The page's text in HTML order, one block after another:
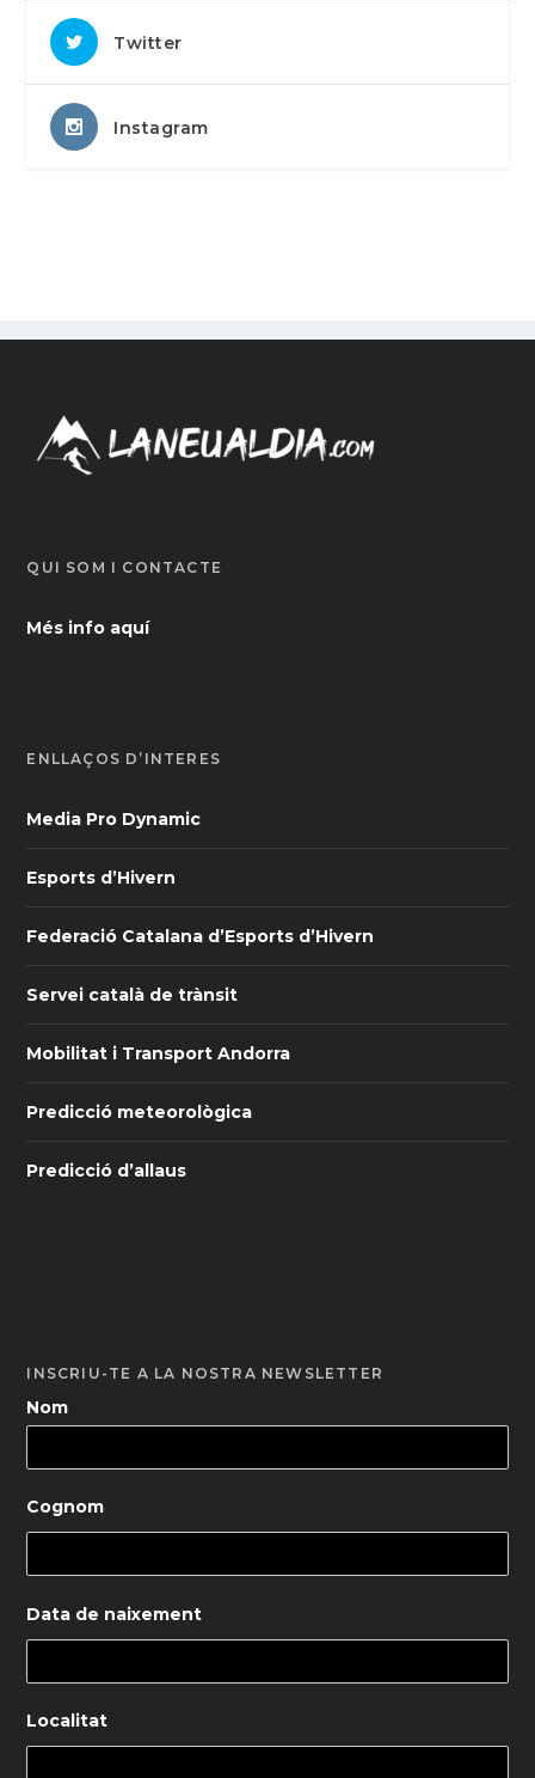
Twitter
Instagram
QUI SOM I CONTACTE
Més info aquí
ENLLAÇOS D’INTERÈS
Media Pro Dynamic
Esports d’Hivern
Federació Catalana d’Esports d’Hivern
Servei català de trànsit
Mobilitat i Transport Andorra
Predicció meteorològica
Predicció d’allaus
INSCRIU-TE A LA NOSTRA NEWSLETTER
Nom
Cognom
Data de naixement
Localitat